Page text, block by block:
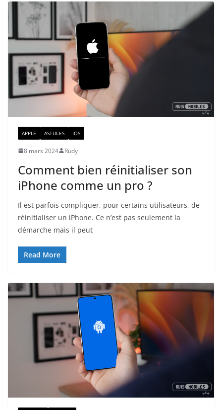
APPLE ASTUCES IOS
8 mars 2024 Rudy
Comment bien réinitialiser son
iPhone comme un pro ?
Il est parfois compliquer, pour certains utilisateurs, de
réinitialiser un iPhone. Ce n’est pas seulement la
démarche mais il peut
Read More